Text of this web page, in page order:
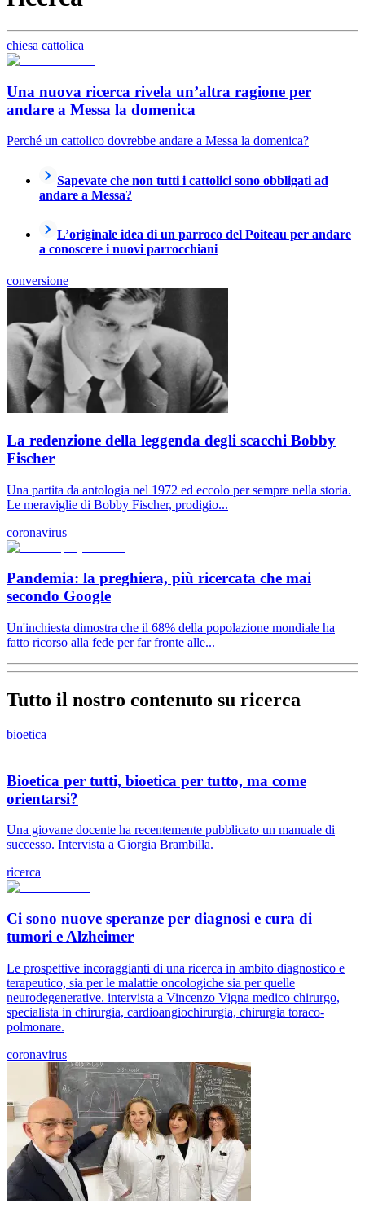
chiesa cattolica
Una nuova ricerca rivela un’altra ragione per
andare a Messa la domenica
Perché un cattolico dovrebbe andare a Messa la domenica?
Sapevate che non tutti i cattolici sono obbligati ad
andare a Messa?
L’originale idea di un parroco del Poiteau per andare
a conoscere i nuovi parrocchiani
conversione
La redenzione della leggenda degli scacchi Bobby
Fischer
Una partita da antologia nel 1972 ed eccolo per sempre nella storia.
Le meraviglie di Bobby Fischer, prodigio...
coronavirus
Pandemia: la preghiera, più ricercata che mai
secondo Google
Un'inchiesta dimostra che il 68% della popolazione mondiale ha
fatto ricorso alla fede per far fronte alle...
Tutto il nostro contenuto su ricerca
bioetica
Bioetica per tutti, bioetica per tutto, ma come
orientarsi?
Una giovane docente ha recentemente pubblicato un manuale di
successo. Intervista a Giorgia Brambilla.
ricerca
Ci sono nuove speranze per diagnosi e cura di
tumori e Alzheimer
Le prospettive incoraggianti di una ricerca in ambito diagnostico e
terapeutico, sia per le malattie oncologiche sia per quelle
neurodegenerative. intervista a Vincenzo Vigna medico chirurgo,
specialista in chirurgia, cardioangiochirurgia, chirurgia toraco-
polmonare.
coronavirus